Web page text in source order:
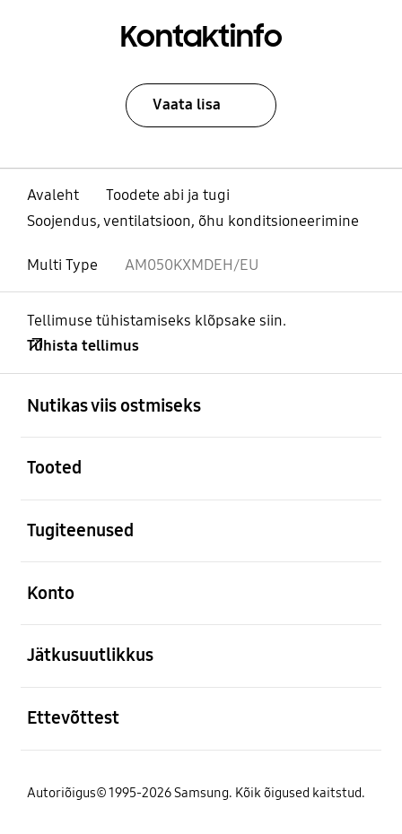
Kontaktinfo
Vaata lisa
Avaleht
Toodete abi ja tugi
Soojendus, ventilatsioon, õhu konditsioneerimine
Multi Type AM050KXMDEH/EU
Tellimuse tühistamiseks klõpsake siin.
Tühista tellimus
Nutikas viis ostmiseks
Tooted
Tugiteenused
Konto
Jätkusuutlikkus
Ettevõttest
Autoriõigus© 1995-2026 Samsung. Kõik õigused kaitstud.